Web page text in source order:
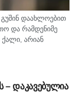
დაახლოებით
და რამდენიმე
ქალი, არიან
276-ე მუხლის
– დაკავებულია